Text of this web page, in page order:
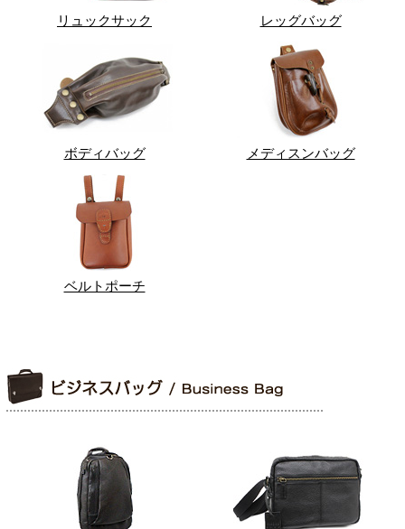
リュックサック レッグバッグ
ボディバッグ メディスンバッグ
ベルトポーチ